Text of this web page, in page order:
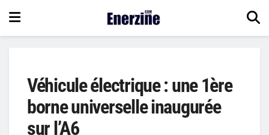
Véhicule électrique : une 1ère
borne universelle inaugurée
sur l’A6